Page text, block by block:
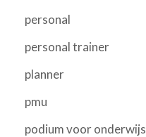
personal
personal trainer
planner
pmu
podium voor onderwijs